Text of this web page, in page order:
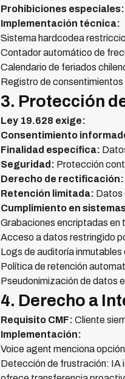
Prohibiciones especiales:
Implementación técnica:
Sistema hardcodea
Contador automático de
Calendario de feriados
Registro de
3. Protección
Ley 19.628 exige:
Consentimiento
Finalidad específica:
Seguridad: Protección
Derecho de rectificación:
Retención limitada: Datos
Cumplimiento en
Grabaciones encriptadas en
Acceso a datos restringido
Logs de auditoría
Política de retención
Pseudonimización de datos
4. Derecho a
Requisito CMF: Cliente
Implementación:
Voice agent menciona
Detección de frustración: IA